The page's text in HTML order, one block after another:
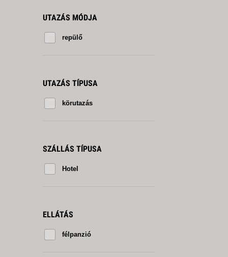
UTAZÁS MÓDJA
repülő
UTAZÁS TÍPUSA
körutazás
SZÁLLÁS TÍPUSA
Hotel
ELLÁTÁS
félpanzió